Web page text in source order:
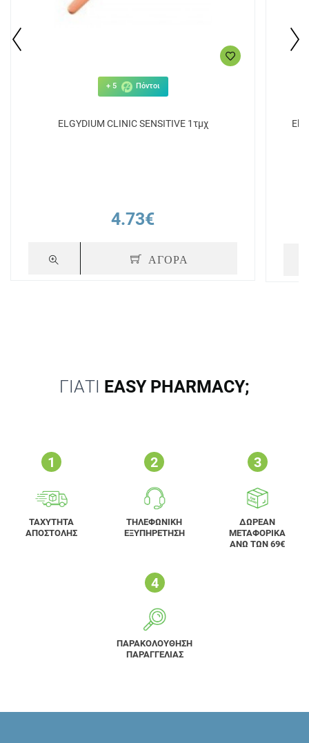
+ 5 Πόντοι
ELGYDIUM CLINIC SENSITIVE 1τμχ
4.73€
ΑΓΟΡΑ
ΓΙΑΤΙ EASY PHARMACY;
ΤΑΧΥΤΗΤΑ
ΑΠΟΣΤΟΛΗΣ
ΤΗΛΕΦΩΝΙΚΗ
ΕΞΥΠΗΡΕΤΗΣΗ
ΔΩΡΕΑΝ
ΜΕΤΑΦΟΡΙΚΑ
ΑΝΩ ΤΩΝ 69€
ΠΑΡΑΚΟΛΟΥΘΗΣΗ
ΠΑΡΑΓΓΕΛΙΑΣ